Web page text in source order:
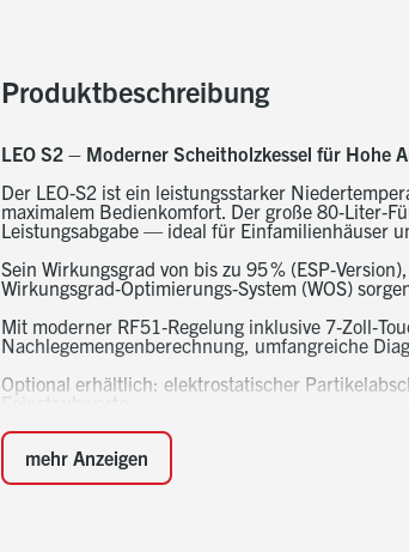
Produktbeschreibung
LEO S2 – Moderner Scheitholzkessel für Hohe
Der LEO‑S2 ist ein leistungsstarker
maximalem Bedienkomfort. Der große
Leistungsabgabe — ideal für Einfamilienhäuser
Sein Wirkungsgrad von bis zu 95 %
Wirkungsgrad‑Optimierungs‑System (WOS)
Mit moderner RF51‑Regelung inklusive
Nachlegemengenberechnung, umfangreiche
Optional erhältlich: elektrostatischer
Feinstaubwerte
Alle Vorteile auf einen Blick:
mehr Anzeigen